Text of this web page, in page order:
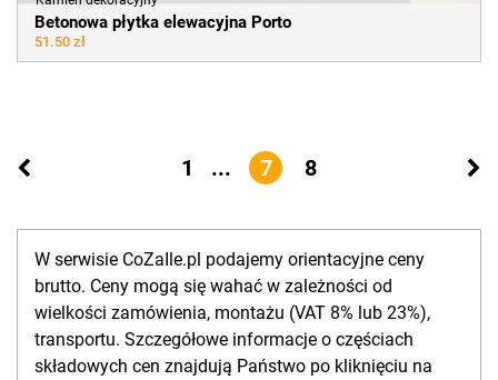
Betonowa płytka elewacyjna Porto
51.50 zł
1 ... 7 8
W serwisie CoZaIle.pl podajemy orientacyjne ceny
brutto. Ceny mogą się wahać w zależności od
wielkości zamówienia, montażu (VAT 8% lub 23%),
transportu. Szczegółowe informacje o częściach
składowych cen znajdują Państwo po kliknięciu na